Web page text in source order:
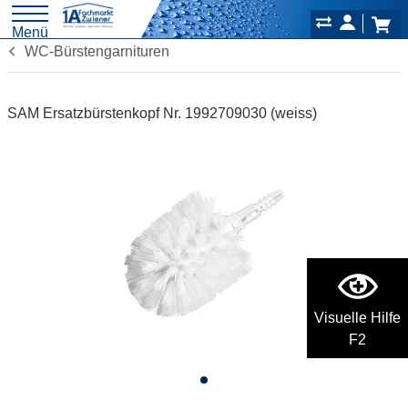
Visuelle Hilfe
F2
Menü
WC-Bürstengarnituren
SAM Ersatzbürstenkopf Nr. 1992709030 (weiss)